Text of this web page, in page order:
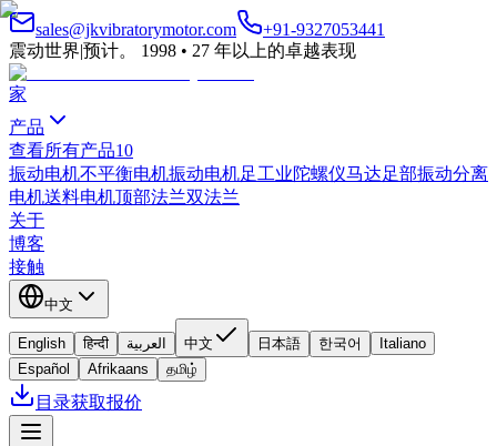
sales@jkvibratorymotor.com
+91-9327053441
震动世界|预计。 1998 • 27 年以上的卓越表现
家
产品
查看所有产品10
振动电机不平衡电机振动电机足工业陀螺仪马达足部振动分离
电机送料电机顶部法兰双法兰
关于
博客
接触
中文
English हिन्दी العربية 中文 日本語 한국어
Italiano
Español
Afrikaans தமிழ்
目录获取报价